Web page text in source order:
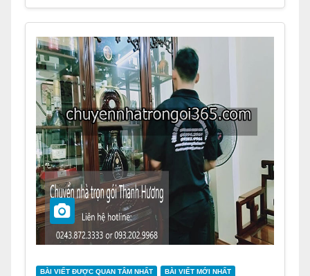
BÀI VIẾT ĐƯỢC QUAN TÂM NHẤT BÀI VIẾT MỚI NHẤT